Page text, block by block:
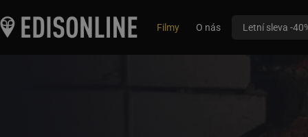
Filmy O nás Letní sleva -